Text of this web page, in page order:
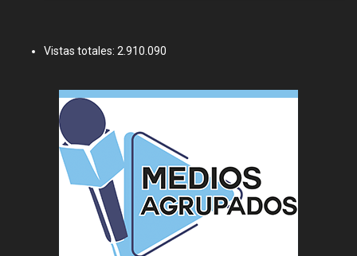
Vistas totales: 2.910.090